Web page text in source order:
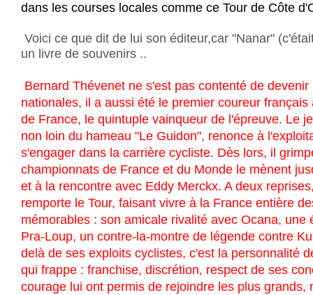
dans les courses locales comme ce Tour de Côte
Voici ce que dit de lui son éditeur,car "Nanar"
un livre de souvenirs ..
Bernard Thévenet ne s'est pas contenté de
nationales, il a aussi été le premier coureur français
de France, le quintuple vainqueur de l'épreuve. Le
non loin du hameau "Le Guidon", renonce à
s'engager dans la carrière cycliste. Dès lors, il
championnats de France et du Monde le mènent
et à la rencontre avec Eddy Merckx. A deux
remporte le Tour, faisant vivre à la France entière
mémorables : son amicale rivalité avec Ocana, une
Pra-Loup, un contre-la-montre de légende contre
delà de ses exploits cyclistes, c'est la personnalité
qui frappe : franchise, discrétion, respect de ses
courage lui ont permis de rejoindre les plus grands,